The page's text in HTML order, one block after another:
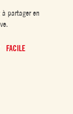
partager en
FACILE